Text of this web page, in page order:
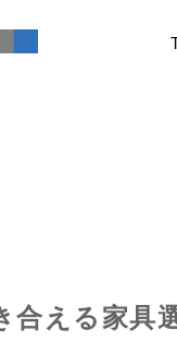
合える家具